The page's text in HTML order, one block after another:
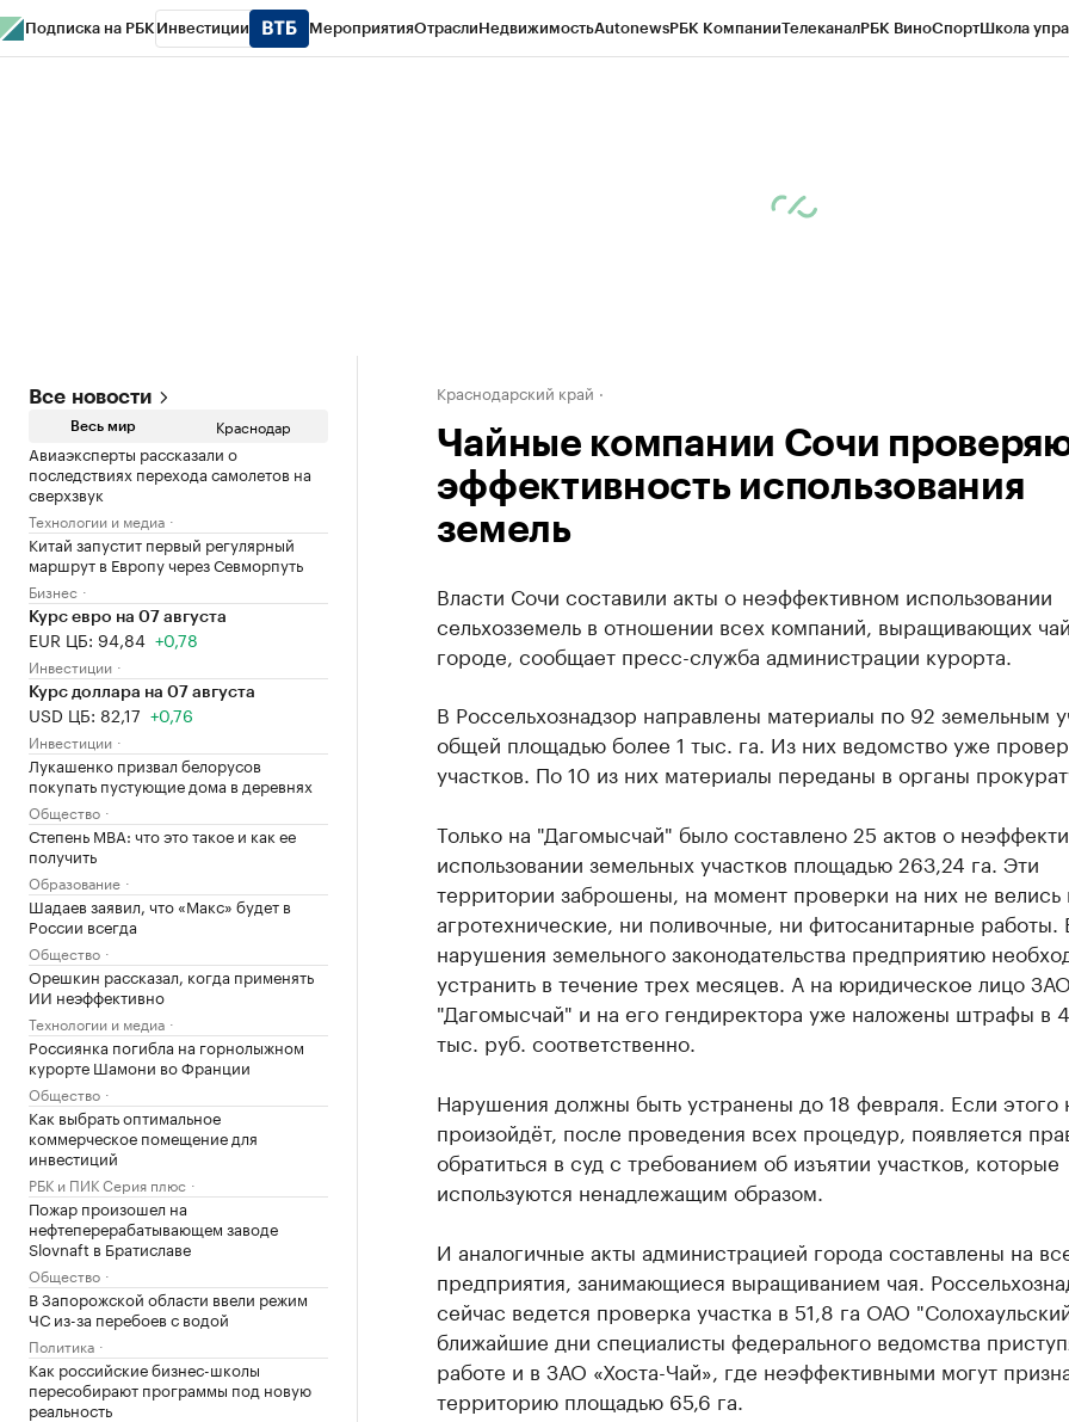
Подписка на РБК Инвестиции МероприятияОтраслиНедвижимостьAutonewsРБК КомпанииТелеканалРБК ВиноСпортШкола
Все новости
Весь мир Краснодар
Авиаэксперты рассказали о
последствиях перехода самолетов на
сверхзвук
Технологии и медиа
Китай запустит первый регулярный
маршрут в Европу через Севморпуть
Бизнес
Курс евро на 07 августа
EUR ЦБ: 94,84 +0,78
Инвестиции
Курс доллара на 07 августа
USD ЦБ: 82,17 +0,76
Инвестиции
Лукашенко призвал белорусов
покупать пустующие дома в деревнях
Общество
Степень MBA: что это такое и как ее
получить
Образование
Шадаев заявил, что «Макс» будет в
России всегда
Общество
Орешкин рассказал, когда применять
ИИ неэффективно
Технологии и медиа
Россиянка погибла на горнолыжном
курорте Шамони во Франции
Общество
Как выбрать оптимальное
коммерческое помещение для
инвестиций
РБК и ПИК Серия плюс
Пожар произошел на
нефтеперерабатывающем заводе
Slovnaft в Братиславе
Общество
В Запорожской области ввели режим
ЧС из-за перебоев с водой
Политика
Как российские бизнес-школы
пересобирают программы под новую
реальность
Краснодарский край
Чайные компании Сочи
эффективность использования
земель
Власти Сочи составили акты о неэффективном использовании
сельхозземель в отношении всех компаний, выращивающих
городе, сообщает пресс-служба администрации курорта.
В Россельхознадзор направлены материалы по 92 земельным
общей площадью более 1 тыс. га. Из них ведомство уже
участков. По 10 из них материалы переданы в органы
Только на "Дагомысчай" было составлено 25 актов о
использовании земельных участков площадью 263,24 га. Эти
территории заброшены, на момент проверки на них не велись
агротехнические, ни поливочные, ни фитосанитарные работы.
нарушения земельного законодательства предприятию
устранить в течение трех месяцев. А на юридическое лицо ЗАО
"Дагомысчай" и на его гендиректора уже наложены штрафы в
тыс. руб. соответственно.
Нарушения должны быть устранены до 18 февраля. Если этого
произойдёт, после проведения всех процедур, появляется
обратиться в суд с требованием об изъятии участков, которые
используются ненадлежащим образом.
И аналогичные акты администрацией города составлены на
предприятия, занимающиеся выращиванием чая.
сейчас ведется проверка участка в 51,8 га ОАО
ближайшие дни специалисты федерального ведомства
работе и в ЗАО «Хоста-Чай», где неэффективными могут
территорию площадью 65,6 га.